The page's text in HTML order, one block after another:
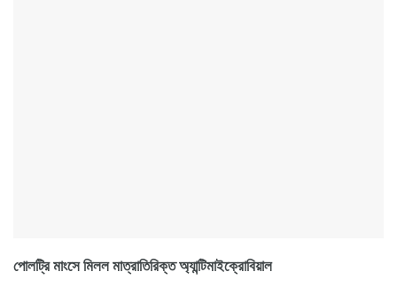
পোলট্রি মাংসে মিলল মাত্রাতিরিক্ত অ্যান্টিমাইক্রোবিয়াল